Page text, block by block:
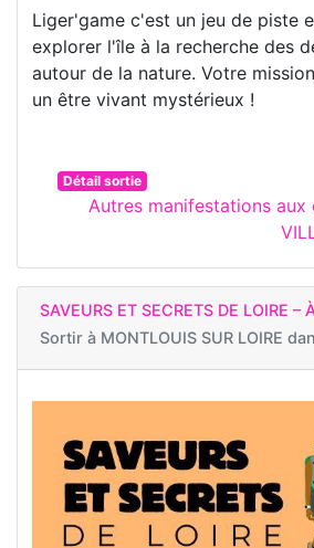
Liger'game c'est un jeu de piste
explorer l'île à la recherche des
autour de la nature. Votre
un être vivant mystérieux !
Détail sortie
Autres manifestations aux
SAVEURS ET SECRETS DE LOIRE –
Sortir à MONTLOUIS SUR LOIRE